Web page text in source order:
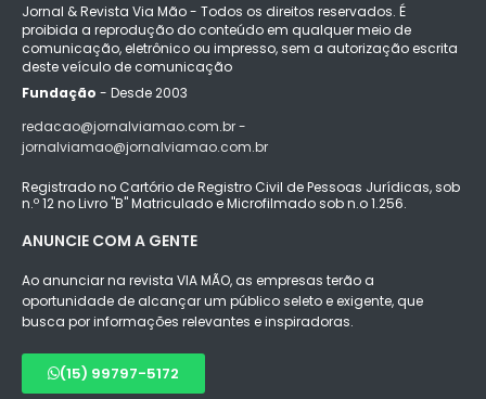
Jornal & Revista Via Mão - Todos os direitos reservados. É
proibida a reprodução do conteúdo em qualquer meio de
comunicação, eletrônico ou impresso, sem a autorização escrita
deste veículo de comunicação
Fundação - Desde 2003
redacao@jornalviamao.com.br -
jornalviamao@jornalviamao.com.br
Registrado no Cartório de Registro Civil de Pessoas Jurídicas, sob
n.º 12 no Livro "B" Matriculado e Microfilmado sob n.o 1.256.
ANUNCIE COM A GENTE
Ao anunciar na revista VIA MÃO, as empresas terão a
oportunidade de alcançar um público seleto e exigente, que
busca por informações relevantes e inspiradoras.
(15) 99797-5172